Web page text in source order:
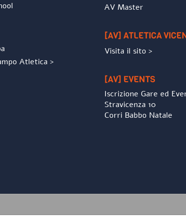
Atletica >
AV Master
[AV] ATLETICA
Visita il sito >
[AV] EVENTS
Iscrizione Gare ed
Stravicenza 10
Corri Babbo Natale